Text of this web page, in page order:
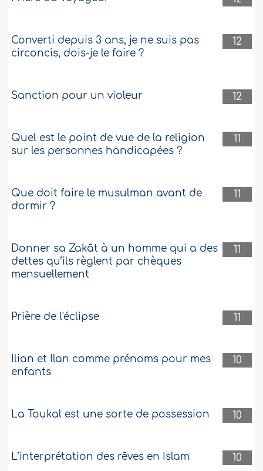
12
Converti depuis 3 ans, je ne suis pas
circoncis, dois-je le faire ?
12
Sanction pour un violeur
11
Quel est le point de vue de la religion
sur les personnes handicapées ?
11
Que doit faire le musulman avant de
dormir ?
11
Donner sa Zakât à un homme qui a des
dettes qu’ils règlent par chèques
mensuellement
11
Prière de l'éclipse
10
Ilian et Ilan comme prénoms pour mes
enfants
10
La Toukal est une sorte de possession
10
L’interprétation des rêves en Islam